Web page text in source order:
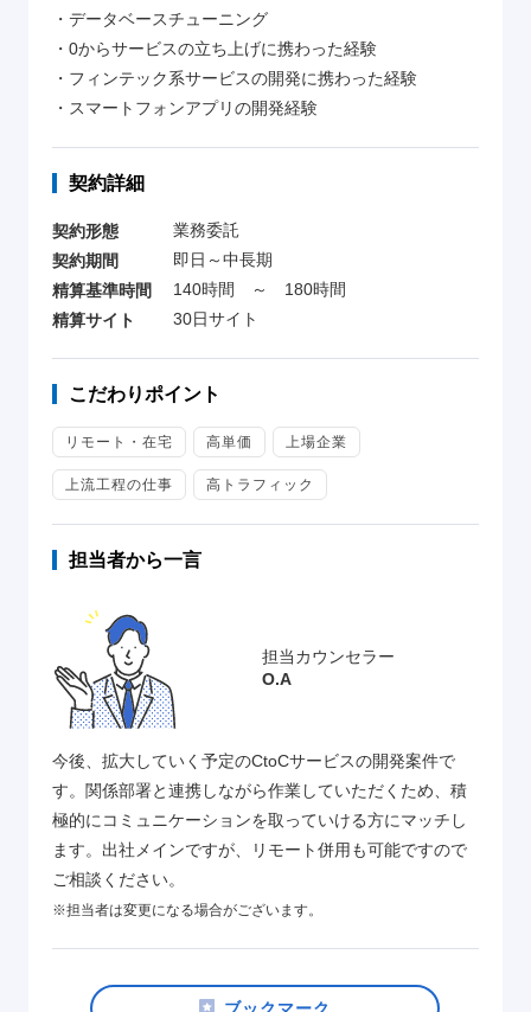
・データベースチューニング
・0からサービスの立ち上げに携わった経験
・フィンテック系サービスの開発に携わった経験
・スマートフォンアプリの開発経験
契約詳細
契約形態
業務委託
契約期間
即日～中長期
精算基準時間
140時間 ～ 180時間
精算サイト
30日サイト
こだわりポイント
リモート・在宅 高単価 上場企業
上流工程の仕事 高トラフィック
担当者から一言
担当カウンセラー
O.A
今後、拡大していく予定のCtoCサービスの開発案件で
す。関係部署と連携しながら作業していただくため、積
極的にコミュニケーションを取っていける方にマッチし
ます。出社メインですが、リモート併用も可能ですので
ご相談ください。
※担当者は変更になる場合がございます。